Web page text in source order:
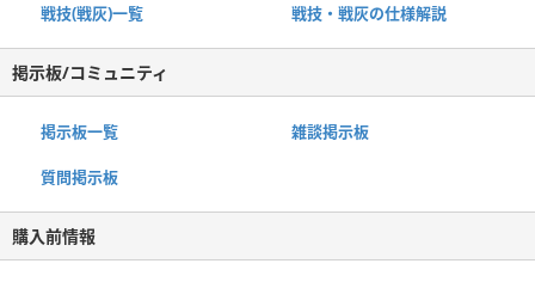
戦技(戦灰)一覧 戦技・戦灰の仕様解説
掲示板/コミュニティ
掲示板一覧 雑談掲示板
質問掲示板
購入前情報